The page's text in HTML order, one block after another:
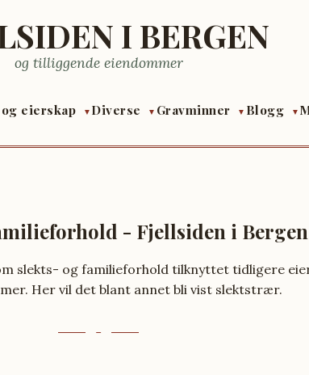
I BERGEN
og tilliggende eiendommer
eierskap ▼ Diverse ▼ Gravminner ▼ Blogg ▼
- Fjellsiden i Bergen
slekts- og familieforhold tilknyttet tidligere
Her vil det blant annet bli vist slektstrær.